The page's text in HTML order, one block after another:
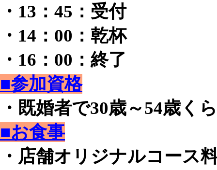
・13：45：受付
・14：00：乾杯
・16：00：終了
■参加資格
・既婚者で30歳～54歳く
■お食事
・店舗オリジナルコース